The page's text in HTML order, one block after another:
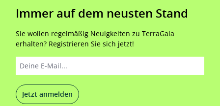
Immer auf dem neusten Stand
Sie wollen regelmäßig Neuigkeiten zu TerraGala
erhalten? Registrieren Sie sich jetzt!
Jetzt anmelden